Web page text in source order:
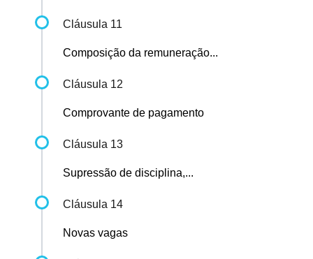
Cláusula 11
Composição da remuneração...
Cláusula 12
Comprovante de pagamento
Cláusula 13
Supressão de disciplina,...
Cláusula 14
Novas vagas